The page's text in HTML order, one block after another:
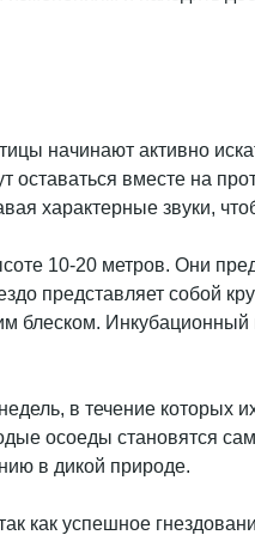
начинают активно
вместе на
характерные звуки,
10-20 метров. Они
представляет собой
блеском.
в течение которых
осоеды становятся
в дикой природе.
как успешное